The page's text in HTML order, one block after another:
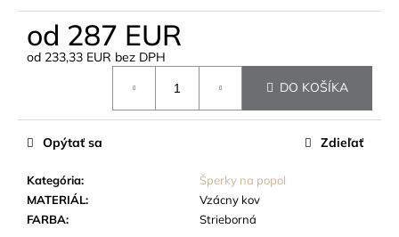
od 287 EUR
od 233,33 EUR bez DPH
DO KOŠÍKA
Kategória:
Šperky na popol
MATERIÁL:
Vzácny kov
FARBA: Strieborná
Opýtať sa Zdieľať
ú
a
ŠPERK
NEHRDZAVEJÚCEJ
OCELE
STROM